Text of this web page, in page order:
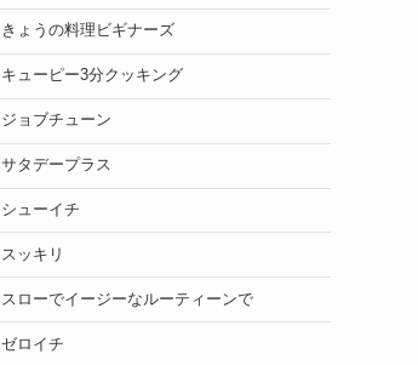
きょうの料理ビギナーズ
キューピー3分クッキング
ジョブチューン
サタデープラス
シューイチ
スッキリ
スローでイージーなルーティーンで
ゼロイチ